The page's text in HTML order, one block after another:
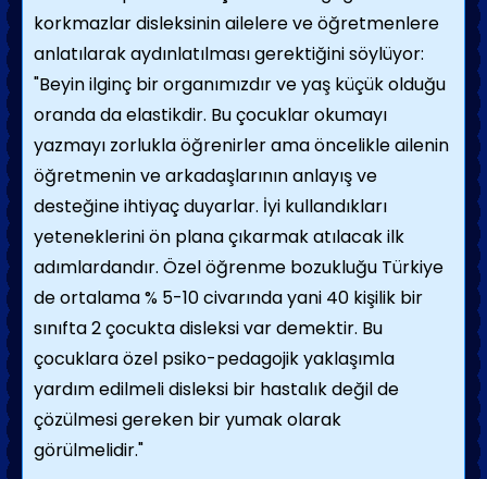
korkmazlar disleksinin ailelere ve öğretmenlere
anlatılarak aydınlatılması gerektiğini söylüyor:
"Beyin ilginç bir organımızdır ve yaş küçük olduğu
oranda da elastikdir. Bu çocuklar okumayı
yazmayı zorlukla öğrenirler ama öncelikle ailenin
öğretmenin ve arkadaşlarının anlayış ve
desteğine ihtiyaç duyarlar. İyi kullandıkları
yeteneklerini ön plana çıkarmak atılacak ilk
adımlardandır. Özel öğrenme bozukluğu Türkiye
de ortalama % 5-10 civarında yani 40 kişilik bir
sınıfta 2 çocukta disleksi var demektir. Bu
çocuklara özel psiko-pedagojik yaklaşımla
yardım edilmeli disleksi bir hastalık değil de
çözülmesi gereken bir yumak olarak
görülmelidir."